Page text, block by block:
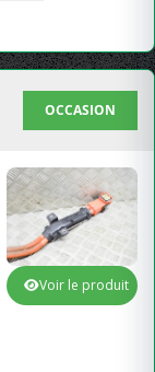
OCCASION
Voir le produit